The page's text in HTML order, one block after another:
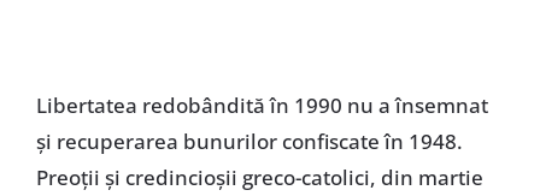
Libertatea redobândită în 1990 nu a însemnat
și recuperarea bunurilor confiscate în 1948.
Preoții și credincioșii greco-catolici, din martie